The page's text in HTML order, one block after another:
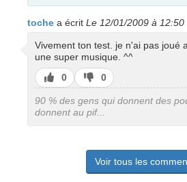
toche a écrit Le 12/01/2009 à 12:50
Vivement ton test. je n'ai pas joué
une super musique. ^^
J’aime
0
J’aime
pas
0
90 % des gens qui donnent des
donnent au pif...
Voir tous les